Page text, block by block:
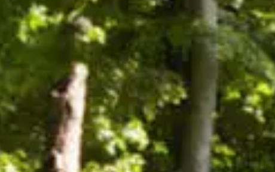
Destination
vélo
Rando
et plein